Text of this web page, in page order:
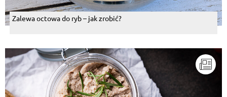
Zalewa octowa do ryb – jak zrobić?